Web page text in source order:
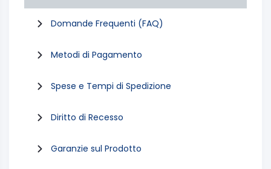
Domande Frequenti (FAQ)
Metodi di Pagamento
Spese e Tempi di Spedizione
Diritto di Recesso
Garanzie sul Prodotto